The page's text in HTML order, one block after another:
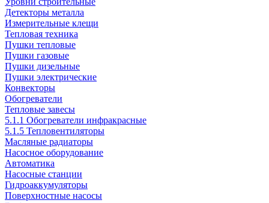
Детекторы металла
Измерительные клещи
Тепловая техника
Пушки тепловые
Пушки газовые
Пушки дизельные
Пушки электрические
Конвекторы
Обогреватели
Тепловые завесы
5.1.1 Обогреватели инфракрасные
5.1.5 Тепловентиляторы
Масляные радиаторы
Насосное оборудование
Автоматика
Насосные станции
Гидроаккумуляторы
Поверхностные насосы